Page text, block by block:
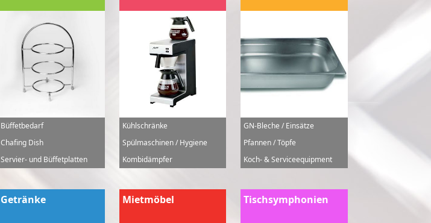
Büffetbedarf
Chafing Dish
Servier- und Büffetplatten
Kühlschränke
Spülmaschinen / Hygiene
Kombidämpfer
GN-Bleche / Einsätze
Pfannen / Töpfe
Koch- & Serviceequipment
Getränke Mietmöbel Tischsymphonien